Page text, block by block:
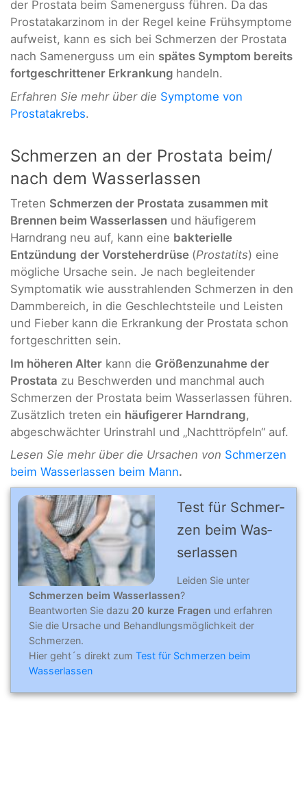
der Prostata beim Samenerguss führen. Da das
Prostatakarzinom in der Regel keine Frühsymptome
aufweist, kann es sich bei Schmerzen der Prostata
nach Samenerguss um ein spätes Symptom bereits
fortgeschrittener Erkrankung handeln.
Erfahren Sie mehr über die Symptome von
Prostatakrebs.
Schmerzen an der Prostata beim/
nach dem Wasserlassen
Treten Schmerzen der Prostata zusammen mit
Brennen beim Wasserlassen und häufigerem
Harndrang neu auf, kann eine bakterielle
Entzündung der Vorsteherdrüse (Prostatits) eine
mögliche Ursache sein. Je nach begleitender
Symptomatik wie ausstrahlenden Schmerzen in den
Dammbereich, in die Geschlechtsteile und Leisten
und Fieber kann die Erkrankung der Prostata schon
fortgeschritten sein.
Im höheren Alter kann die Größenzunahme der
Prostata zu Beschwerden und manchmal auch
Schmerzen der Prostata beim Wasserlassen führen.
Zusätzlich treten ein häufigerer Harndrang,
abgeschwächter Urinstrahl und „Nachttröpfeln“ auf.
Lesen Sie mehr über die Ursachen von Schmerzen
beim Wasserlassen beim Mann.
Test für Schmer­
zen beim Was­
ser­las­sen
Leiden Sie unter
Schmerzen beim Wasserlassen?
Beantworten Sie dazu 20 kurze Fragen und erfahren
Sie die Ursache und Behandlungsmöglichkeit der
Schmerzen.
Hier geht´s direkt zum Test für Schmerzen beim
Wasserlassen